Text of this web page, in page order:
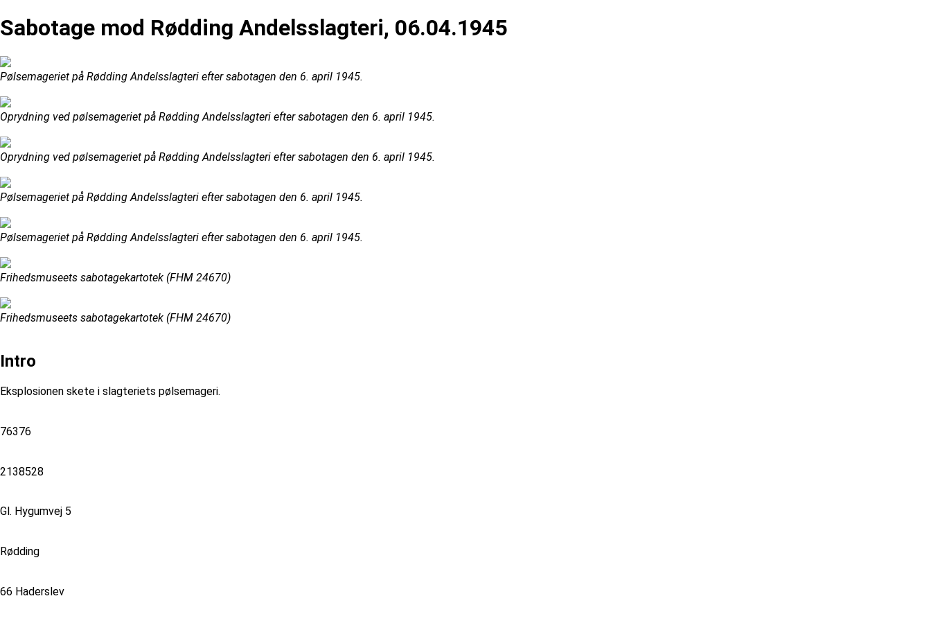
Sabotage mod Rødding Andelsslagteri, 06.04.1945
Pølsemageriet på Rødding Andelsslagteri efter sabotagen den 6. april 1945.
Oprydning ved pølsemageriet på Rødding Andelsslagteri efter sabotagen den 6. april 1945.
Oprydning ved pølsemageriet på Rødding Andelsslagteri efter sabotagen den 6. april 1945.
Pølsemageriet på Rødding Andelsslagteri efter sabotagen den 6. april 1945.
Pølsemageriet på Rødding Andelsslagteri efter sabotagen den 6. april 1945.
Frihedsmuseets sabotagekartotek (FHM 24670)
Frihedsmuseets sabotagekartotek (FHM 24670)
Intro
Eksplosionen skete i slagteriets pølsemageri.
76376
2138528
Gl. Hygumvej 5
Rødding
66 Haderslev